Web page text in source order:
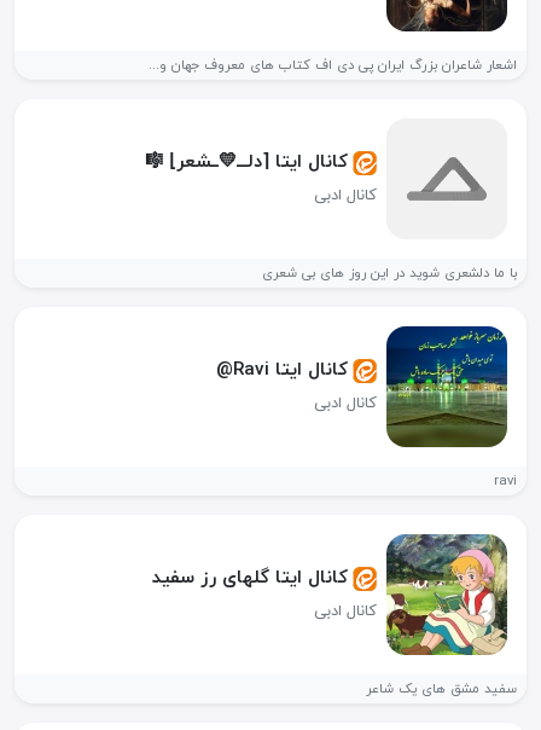
اشعار شاعران‌ بزرگ ایران‌ پی دی اف کتاب های معروف جهان و...
کانال ایتا ⌈دلـــ💛ــشعر⌋ 🎼
کانال ادبی
با ما دلشعری شوید در این روز های بی شعری
کانال ایتا Ravi@
کانال ادبی
ravi
کانال ایتا گلهای رز سفید
کانال ادبی
سفید مشق های یک شاعر